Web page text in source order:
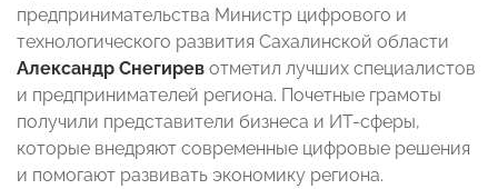
предпринимательства Министр цифрового и
технологического развития Сахалинской области
Александр Снегирев отметил лучших специалистов
и предпринимателей региона. Почетные грамоты
получили представители бизнеса и ИТ-сферы,
которые внедряют современные цифровые решения
и помогают развивать экономику региона.